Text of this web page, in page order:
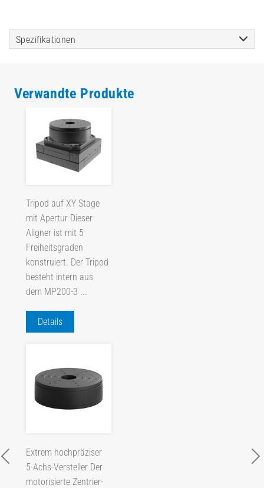
Spezifikationen
Verwandte Produkte
Tripod auf XY Stage
mit Apertur Dieser
Aligner ist mit 5
Freiheitsgraden
konstruiert. Der Tripod
besteht intern aus
dem MP200-3 ...
Details
Extrem hochpräziser
5-Achs-Versteller Der
motorisierte Zentrier-